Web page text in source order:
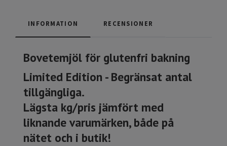
INFORMATION RECENSIONER
Bovetemjöl för glutenfri bakning
Limited Edition - Begränsat antal
tillgängliga.
Lägsta kg/pris jämfört med
liknande varumärken, både på
nätet och i butik!